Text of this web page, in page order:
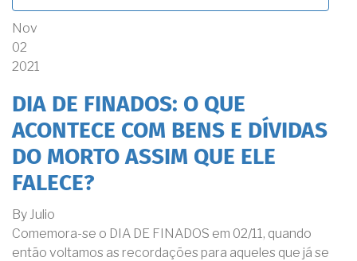
Nov
02
2021
DIA DE FINADOS: O QUE
ACONTECE COM BENS E DÍVIDAS
DO MORTO ASSIM QUE ELE
FALECE?
By Julio
Comemora-se o DIA DE FINADOS em 02/11, quando
então voltamos as recordações para aqueles que já se